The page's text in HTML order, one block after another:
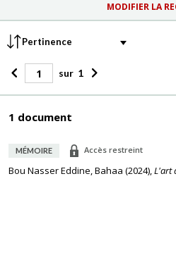
MODIFIER LA
sur 1
1 document
MÉMOIRE Accès restreint
Bou Nasser Eddine, Bahaa (2024),L'art